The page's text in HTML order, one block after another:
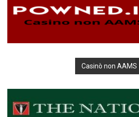
Casinò non AAMS